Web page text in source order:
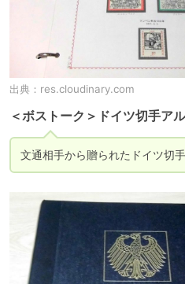
出典： res.cloudinary.com
＜ボストーク＞ドイツ切手ア
文通相手から贈られたドイツ切